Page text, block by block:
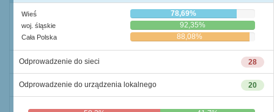
Wieś 78,69%
woj. śląskie 92,35%
Cała Polska 88,08%
28
Odprowadzenie do sieci
20
Odprowadzenie do urządzenia lokalnego